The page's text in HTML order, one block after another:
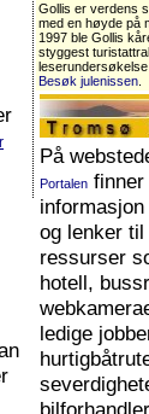
Gollis er verdens
med en høyde på
1997 ble Gollis
styggest
leserundersøkelse
Besøk julenissen
På
Portalen
og lenker
ressurser
hotell,
ledige